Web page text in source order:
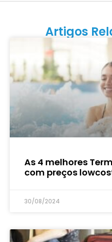
Artigos
As 4 melhores
com preços
30/08/2024